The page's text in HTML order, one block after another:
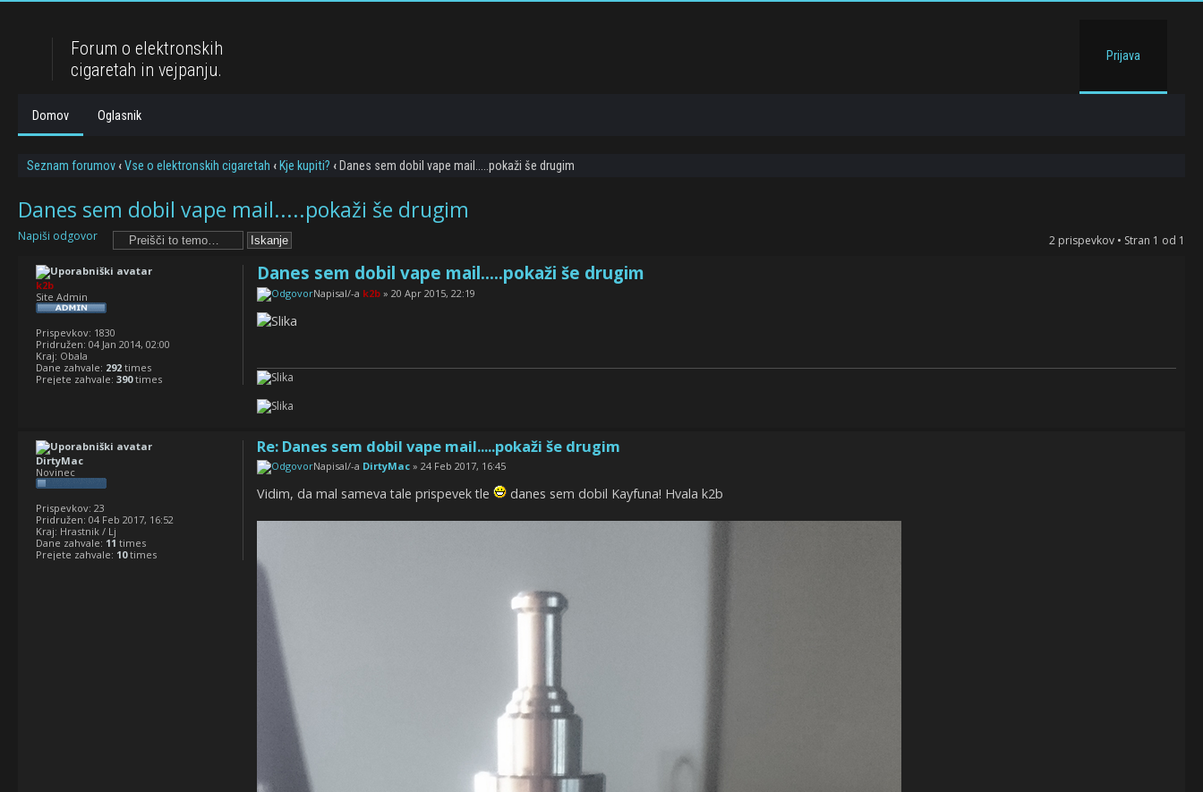
Forum o elektronskih
cigaretah in vejpanju.
Prijava
Domov Oglasnik
Seznam forumov ‹Vse o elektronskih cigaretah ‹ Kje kupiti? ‹ Danes sem dobil vape mail.....pokaži še drugim
Danes sem dobil vape mail.....pokaži še drugim
Napiši odgovor 2 prispevkov • Stran 1 od 1
Danes sem dobil vape mail.....pokaži še drugim
Napisal/-a k2b» 20 Apr 2015, 22:19
k2b
Site Admin
Prispevkov: 1830
Pridružen: 04 Jan 2014, 02:00
Kraj: Obala
Dane zahvale: 292 times
Prejete zahvale: 390times
Re: Danes sem dobil vape mail.....pokaži še drugim
Napisal/-a DirtyMac» 24 Feb 2017, 16:45
Vidim, da mal sameva tale prispevek tle danes sem dobil Kayfuna! Hvala k2b
DirtyMac
Novinec
Prispevkov: 23
Pridružen: 04 Feb 2017, 16:52
Kraj: Hrastnik / Lj
Dane zahvale: 11 times
Prejete zahvale: 10times